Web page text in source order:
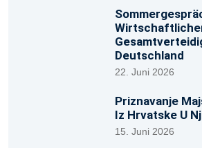
Deutschland
22. Juni 2026
Priznavanje
Iz Hrvatske U
15. Juni 2026